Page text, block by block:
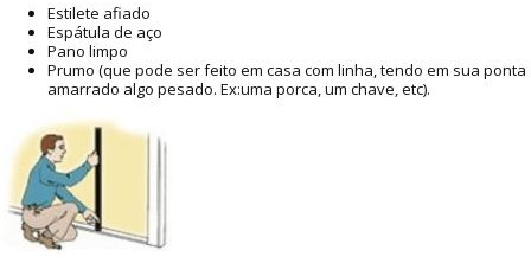
Estilete afiado
Espátula de aço
Pano limpo
Prumo (que pode ser feito em casa com linha, tendo em sua ponta
amarrado algo pesado. Ex:uma porca, um chave, etc).